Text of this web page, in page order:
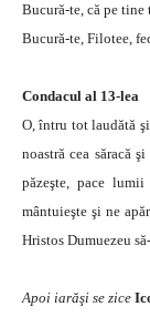
Bucură-te, că pe
Bucură-te, Filotee,
Condacul al 13-lea
O, întru tot laudătă
noastră cea săracă
păzeşte, pace
mântuieşte şi ne
Hristos Dumuezeu
Apoi iarăşi se zice